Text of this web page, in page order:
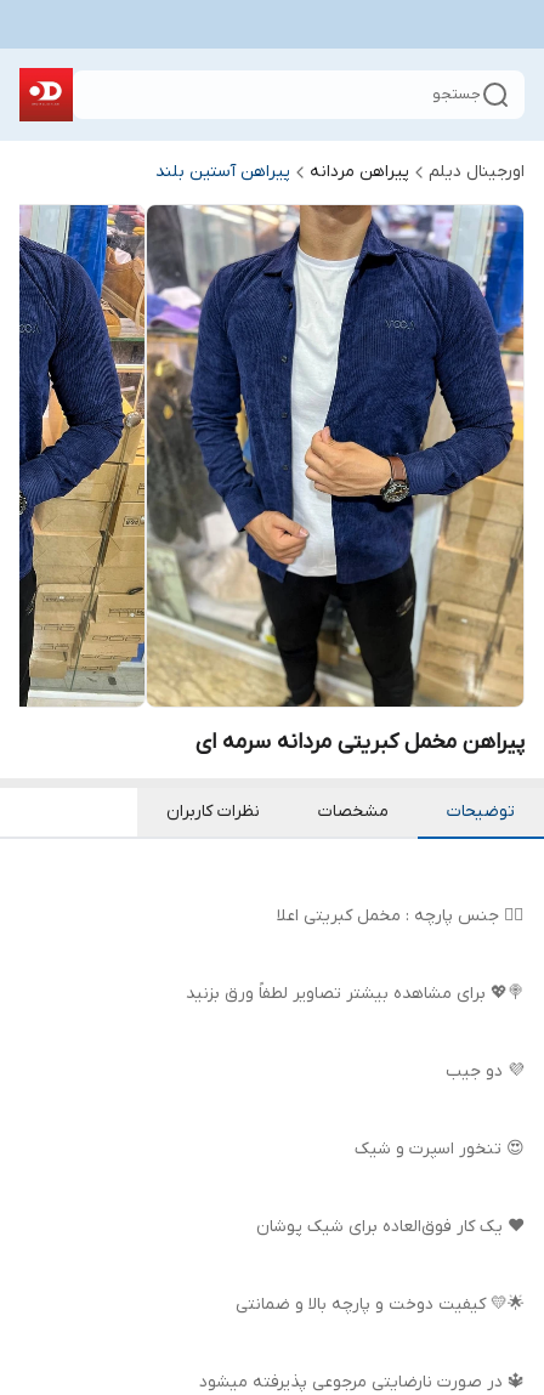
جستجو
اورجینال دیلم پیراهن مردانه پیراهن آستین بلند
پیراهن مخمل کبریتی مردانه سرمه ای
توضیحات مشخصات نظرات کاربران
👌🏻 جنس پارچه : مخمل کبریتی اعلا
🍭💖 برای مشاهده بیشتر تصاویر لطفاً ورق بزنید
💜 دو جیب
😍 تنخور اسپرت و شیک
❤️ یک کار فوق‌العاده برای شیک پوشان
🌟💛 کیفیت دوخت و پارچه بالا و ضمانتی
🔱 در صورت نارضایتی مرجوعی پذیرفته میشود